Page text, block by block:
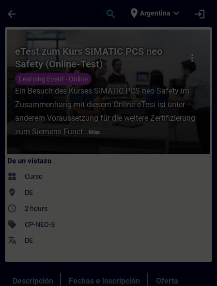
arrow_back search place Argentina expand_more login
Curso - eTest zum Kurs SIMATIC PCS
more_vert
eTest zum Kurs SIMATIC PCS neo
Safety (Online-Test)
Learning Event - Online
Ein Besuch des Kurses SIMATIC PCS neo Safety im
Zusammenhang mit diesem Online-eTest ist unter
anderem Voraussetzung für die weitere Zertifizierung
zum Siemens Funct... Más
De un vistazo
widgets Curso
where_to_vote DE
access_time 2 hours
sell CP-NEO-S
translate DE
Descripción Fechas e inscripción Oferta